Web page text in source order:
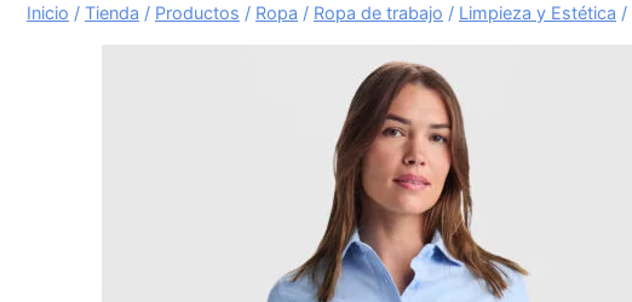
Inicio / Tienda / Productos / Ropa / Ropa de trabajo / Limpieza y Estética /